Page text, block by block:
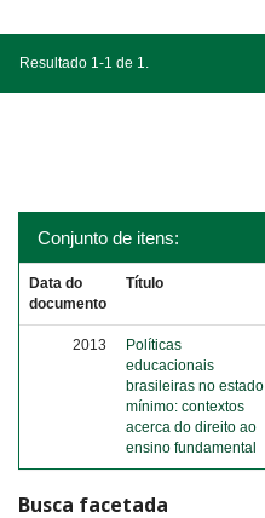
Resultado 1-1 de 1.
Conjunto de itens:
Data do
documento
Título
2013
Políticas
educacionais
brasileiras no estado
mínimo: contextos
acerca do direito ao
ensino fundamental
Busca facetada